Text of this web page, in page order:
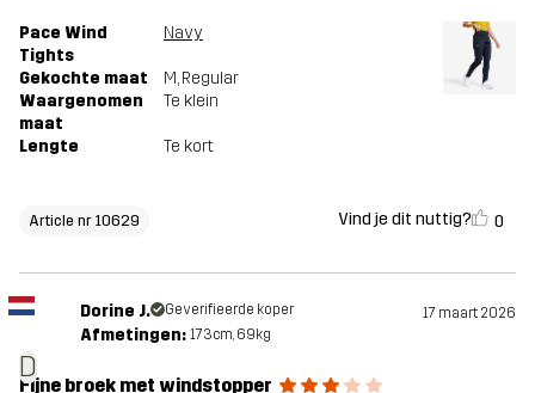
Artikelnummer 10629_2001
Pace Wind
Tights
Navy
Gekochte maat M, Regular
Waargenomen
maat
Te klein
Lengte Te kort
Article nr 10629 Vind je dit nuttig? 0
D
Dorine J. Geverifieerde koper 17 maart 2026
Afmetingen: 173cm, 69kg
Fijne broek met windstopper